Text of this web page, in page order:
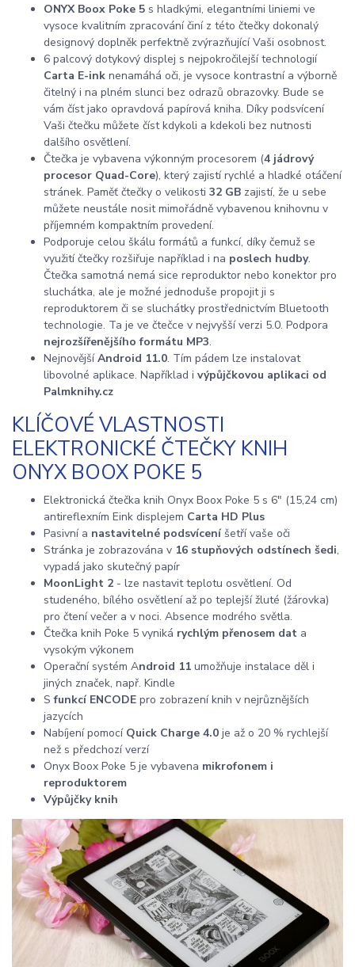
ONYX Boox Poke 5 s hladkými, elegantními liniemi ve
vysoce kvalitním zpracování činí z této čtečky dokonalý
designový doplněk perfektně zvýrazňující Vaši osobnost.
6 palcový dotykový displej s nejpokročilejší technologií
Carta E-ink nenamáhá oči, je vysoce kontrastní a výborně
čitelný i na plném slunci bez odrazů obrazovky. Bude se
vám číst jako opravdová papírová kniha. Díky podsvícení
Vaši čtečku můžete číst kdykoli a kdekoli bez nutnosti
dalšího osvětlení.
Čtečka je vybavena výkonným procesorem (4 jádrový
procesor Quad-Core), který zajistí rychlé a hladké otáčení
stránek. Paměť čtečky o velikosti 32 GB zajistí, že u sebe
můžete neustále nosit mimořádně vybavenou knihovnu v
příjemném kompaktním provedení.
Podporuje celou škálu formátů a funkcí, díky čemuž se
využití čtečky rozšiřuje například i na poslech hudby.
Čtečka samotná nemá sice reproduktor nebo konektor pro
sluchátka, ale je možné jednoduše propojit ji s
reproduktorem či se sluchátky prostřednictvím Bluetooth
technologie. Ta je ve čtečce v nejvyšší verzi 5.0. Podpora
nejrozšířenějšího formátu MP3.
NejnovějšíAndroid 11.0. Tím pádem lze instalovat
libovolné aplikace. Například i výpůjčkovou aplikaci od
Palmknihy.cz
KLÍČOVÉ VLASTNOSTI
ELEKTRONICKÉ ČTEČKY KNIH
ONYX BOOX POKE 5
Elektronická čtečka knih Onyx Boox Poke 5 s 6" (15,24 cm)
antireflexním Eink displejem Carta HD Plus
Pasivní a nastavitelné podsvíceníšetří vaše oči
Stránka je zobrazována v 16 stupňových odstínech šedi,
vypadá jako skutečný papír
MoonLight 2 - lze nastavit teplotu osvětlení. Od
studeného, bílého osvětlení až po teplejší žluté (žárovka)
pro čtení večer a v noci. Absence modrého světla.
Čtečka knih Poke 5 vyniká rychlým přenosem dat a
vysokým výkonem
Operační systém Android 11 umožňuje instalace děl i
jiných značek, např. Kindle
S funkcí ENCODE pro zobrazení knih v nejrůznějších
jazycích
Nabíjení pomocíQuick Charge 4.0 je až o 20 % rychlejší
než s předchozí verzí
Onyx Boox Poke 5 je vybavena mikrofonem i
reproduktorem
Výpůjčky knih